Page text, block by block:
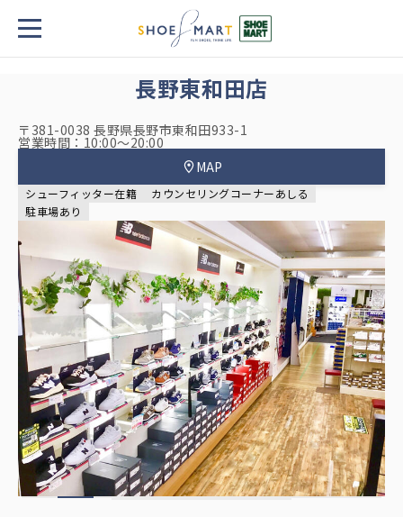
TOP 長野東和田店
長野東和田店
〒381-0038 長野県長野市東和田933-1
営業時間：10:00～20:00
MAP
シューフィッター在籍
カウンセリングコーナーあしる
駐車場あり